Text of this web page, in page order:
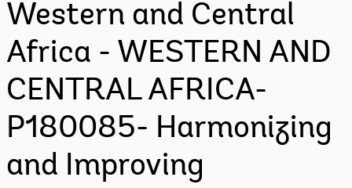
Western and Central
Africa - WESTERN AND
CENTRAL AFRICA-
P180085- Harmonizing
and Improving